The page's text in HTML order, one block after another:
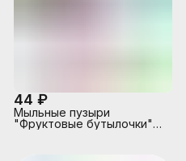
44 ₽
Мыльные пузыри
"Фруктовые бутылочки"